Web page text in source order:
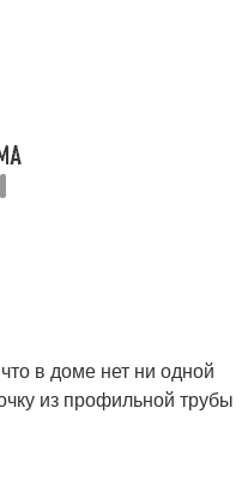
в доме нет ни одной
из профильной трубы